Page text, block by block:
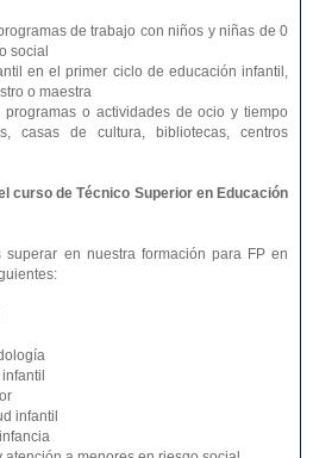
de trabajo con niños y niñas de 0
social
en el primer ciclo de educación infantil,
o maestra
o actividades de ocio y tiempo
casas de cultura, bibliotecas, centros
curso de Técnico Superior en Educación
superar en nuestra formación para FP en
infantil